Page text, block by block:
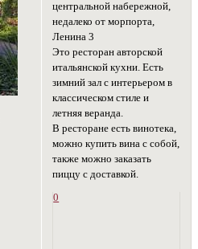
центральной набережной,
недалеко от морпорта,
Ленина 3
Это ресторан авторской
итальянской кухни. Есть
зимний зал с интерьером в
классическом стиле и
летняя веранда.
В ресторане есть винотека,
можно купить вина с собой,
также можно заказать
пиццу с доставкой.
0